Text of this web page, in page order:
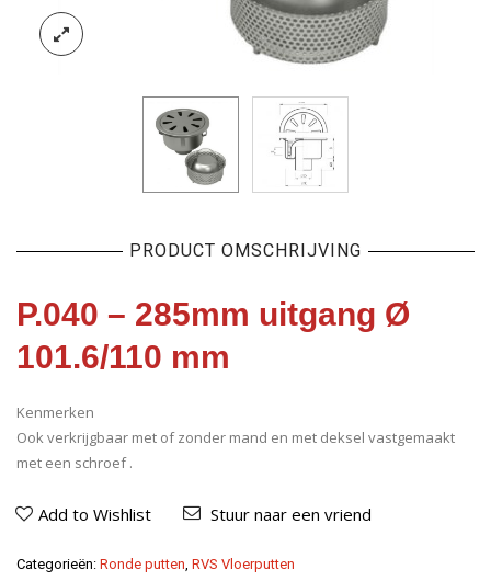
PRODUCT OMSCHRIJVING
P.040 – 285mm uitgang Ø
101.6/110 mm
Kenmerken
Ook verkrijgbaar met of zonder mand en met deksel vastgemaakt
met een schroef .
Add to Wishlist Stuur naar een vriend
Categorieën: Ronde putten, RVS Vloerputten